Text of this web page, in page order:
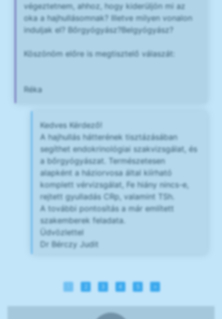
végeztetnem, ahhoz, hogy kiderüljön mi az
oka a hajhullásomnak? Illetve milyen vonalon
induljak el? Bőrgyógyász?Belgyógyász?
Köszönöm előre is megtisztelő válaszát:
Réka
Kedves Kérdező!
A hajhullás hátterének tisztázásában
segíthet endokrinológiai szakvizsgálat, és
a bőrgyógyászat. Természetesen
alapként a háziorvosa által kiírható
komplett vérvizsgálat, Fe hiány nincs-e,
rejtett gyulladás CRp, valamint TSh.
A további pontosítás a már említett
szakemberek feladata.
Üdvözlettel
Dr Bérczy Judit
4 »